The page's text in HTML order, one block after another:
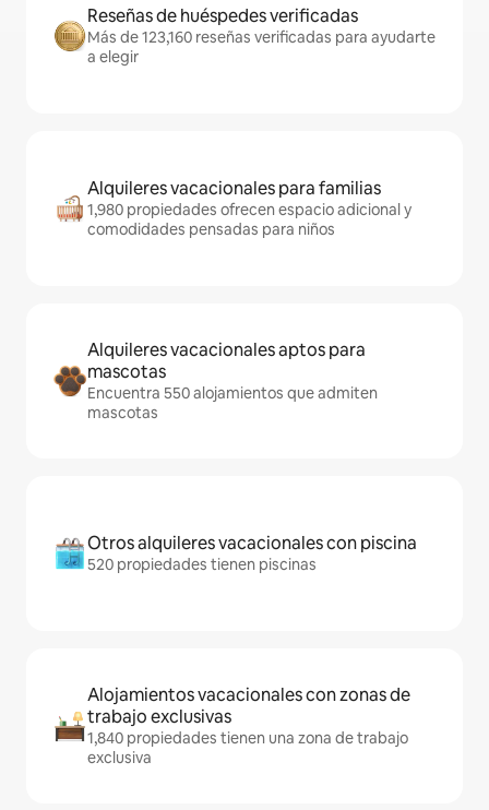
Reseñas de huéspedes verificadas
Más de 123,160 reseñas verificadas para ayudarte
a elegir
Alquileres vacacionales para familias
1,980 propiedades ofrecen espacio adicional y
comodidades pensadas para niños
Alquileres vacacionales aptos para
mascotas
Encuentra 550 alojamientos que admiten
mascotas
Otros alquileres vacacionales con piscina
520 propiedades tienen piscinas
Alojamientos vacacionales con zonas de
trabajo exclusivas
1,840 propiedades tienen una zona de trabajo
exclusiva